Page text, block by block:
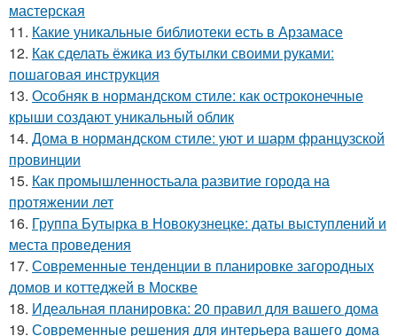
мастерская
11. Какие уникальные библиотеки есть в Арзамасе
12. Как сделать ёжика из бутылки своими руками:
пошаговая инструкция
13. Особняк в нормандском стиле: как остроконечные
крыши создают уникальный облик
14. Дома в нормандском стиле: уют и шарм французской
провинции
15. Как промышленностьала развитие города на
протяжении лет
16. Группа Бутырка в Новокузнецке: даты выступлений и
места проведения
17. Современные тенденции в планировке загородных
домов и коттеджей в Москве
18. Идеальная планировка: 20 правил для вашего дома
19. Современные решения для интерьера вашего дома